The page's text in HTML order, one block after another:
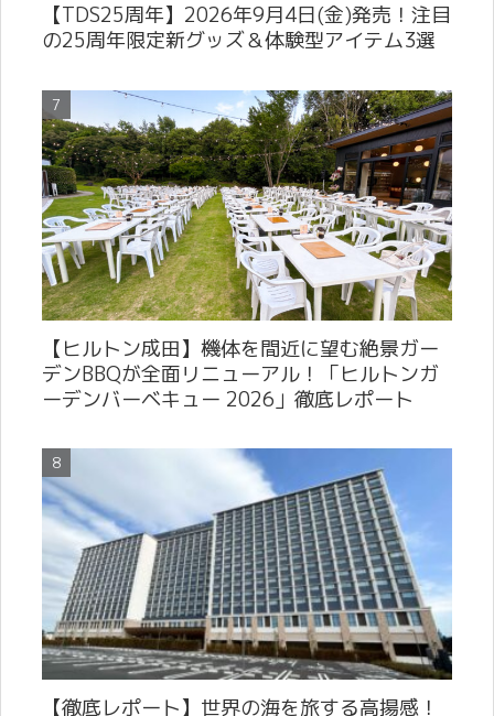
【TDS25周年】2026年9月4日(金)発売！注目
の25周年限定新グッズ＆体験型アイテム3選
【ヒルトン成田】機体を間近に望む絶景ガー
デンBBQが全面リニューアル！「ヒルトンガ
ーデンバーベキュー 2026」徹底レポート
【徹底レポート】世界の海を旅する高揚感！